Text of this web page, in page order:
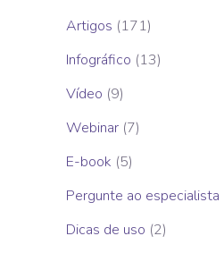
Artigos (171)
Infográfico (13)
Vídeo (9)
Webinar (7)
E-book (5)
Pergunte ao especialista
Dicas de uso (2)